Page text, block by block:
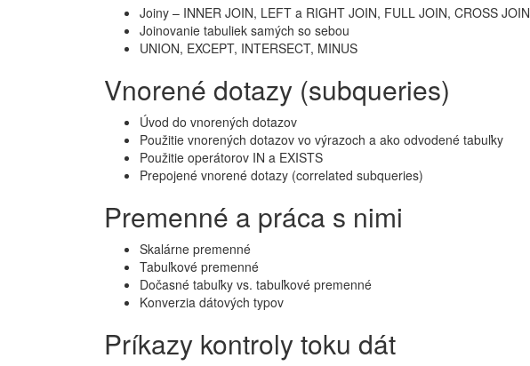
Joiny – INNER JOIN, LEFT a RIGHT JOIN, FULL JOIN, CROSS JOIN
Joinovanie tabuliek samých so sebou
UNION, EXCEPT, INTERSECT, MINUS
Vnorené dotazy (subqueries)
Úvod do vnorených dotazov
Použitie vnorených dotazov vo výrazoch a ako odvodené tabuľky
Použitie operátorov IN a EXISTS
Prepojené vnorené dotazy (correlated subqueries)
Premenné a práca s nimi
Skalárne premenné
Tabuľkové premenné
Dočasné tabuľky vs. tabuľkové premenné
Konverzia dátových typov
Príkazy kontroly toku dát